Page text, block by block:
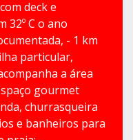
deck e
32º C o ano
- 1 km
particular,
a área
gourmet
churrasqueira
e banheiros para